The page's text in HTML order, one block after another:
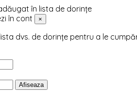
în lista de dorințe
în cont
×
dvs. de dorințe pentru a le
Afiseaza